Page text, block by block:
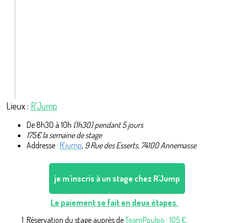
Lieux : R'Jump
De 8h30 à 10h (1h30) pendant 5 jours
175€ la semaine de stage
Addresse : R'jump, 9 Rue des Esserts, 74100 Annemasse
je m'inscris à un stage chez R'Jump
Le paiement se fait en deux étapes.
Réservation du stage auprès deTeamPoulpo : 105 €.